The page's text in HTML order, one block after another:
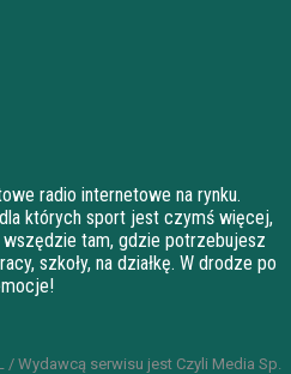
radio internetowe na rynku.
których sport jest czymś więcej,
tam, gdzie potrzebujesz
szkoły, na działkę. W drodze po
/ Wydawcą serwisu jest Czyli Media Sp.